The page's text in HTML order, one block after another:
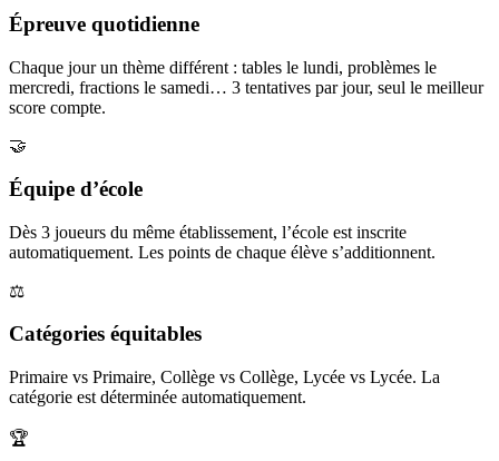
Épreuve quotidienne
Chaque jour un thème différent : tables le lundi, problèmes le
mercredi, fractions le samedi… 3 tentatives par jour, seul le meilleur
score compte.
🤝
Équipe d’école
Dès 3 joueurs du même établissement, l’école est inscrite
automatiquement. Les points de chaque élève s’additionnent.
⚖️
Catégories équitables
Primaire vs Primaire, Collège vs Collège, Lycée vs Lycée. La
catégorie est déterminée automatiquement.
🏆